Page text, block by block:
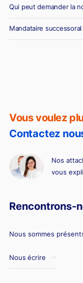
Vous voulez
Contactez
Nos
vous
Rencontrons-
Nous sommes
Nous écrire
Qui peut demander la
Mandataire